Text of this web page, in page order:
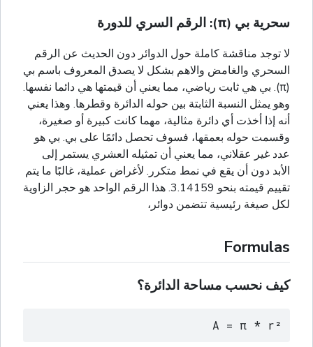
سحرية بي (π): الرقم السري للدورة
لا توجد مناقشة كاملة حول الدوائر دون الحديث عن الرقم
السحري والغامض والاهم بشكل لا يصدق المعروف باسم بي
(π). بي هي ثابت رياضي، مما يعني أن قيمتها هي دائما نفسها.
وهو يمثل النسبة الثابتة بين حوله الدائرة وقطرها. وهذا يعني
أنه إذا أخذت أي دائرة مثالية، مهما كانت كبيرة أو صغيرة،
وقسمت حوله بعمقها، فسوف تحصل دائمًا على بي. بي هو
عدد غير عقلاني، مما يعني أن تمثيله العشري يستمر إلى
الأبد دون أن يقع في نمط متكرر. لأغراض عملية، غالبًا ما يتم
تقييم قيمته بنحو 3.14159. هذا الرقم الواحد هو حجر الزاوية
لكل صيغة رئيسية تتضمن دوائر،
Formulas
كيف نحسب مساحة الدائرة؟
A = π * r²